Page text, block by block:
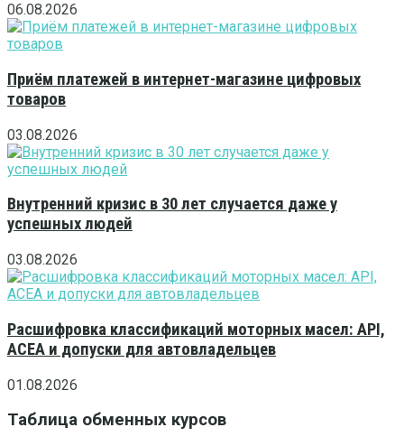
06.08.2026
Приём платежей в интернет-магазине цифровых
товаров
03.08.2026
Внутренний кризис в 30 лет случается даже у
успешных людей
03.08.2026
Расшифровка классификаций моторных масел: API,
ACEA и допуски для автовладельцев
01.08.2026
Таблица обменных курсов